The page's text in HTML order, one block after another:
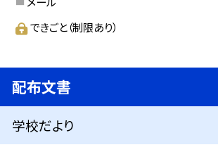
できごと（制限あり）
配布文書
学校だより